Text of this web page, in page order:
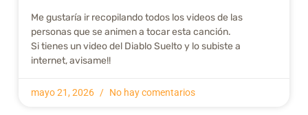
Me gustarí­a ir recopilando todos los videos de las
personas que se animen a tocar esta canción.
Si tienes un video del Diablo Suelto y lo subiste a
internet, avisame!!
mayo 21, 2026 No hay comentarios